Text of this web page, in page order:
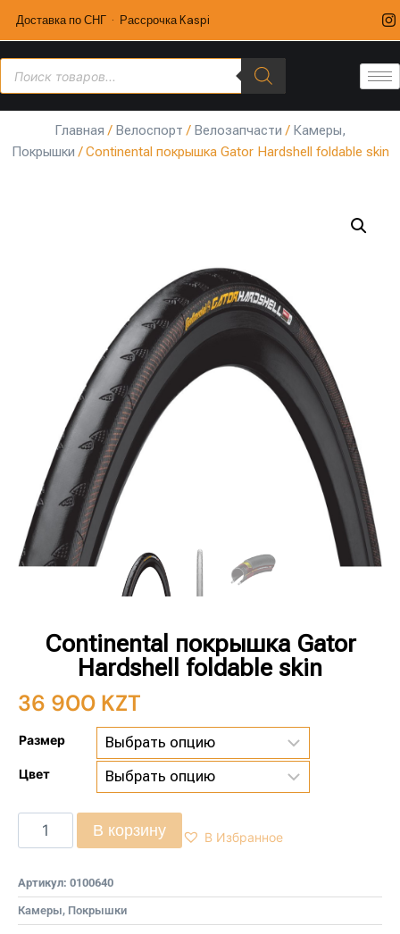
Доставка по СНГ · Рассрочка Kaspi
Главная / Велоспорт / Велозапчасти / Камеры,
Покрышки / Continental покрышка Gator Hardshell foldable skin
Continental покрышка Gator
Hardshell foldable skin
36 900 KZT
Размер
Цвет
В корзину В Избранное
Артикул: 0100640
Камеры, Покрышки